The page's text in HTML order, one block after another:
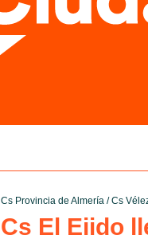
Cs Provincia de Almería/Cs
Cs El Ejido